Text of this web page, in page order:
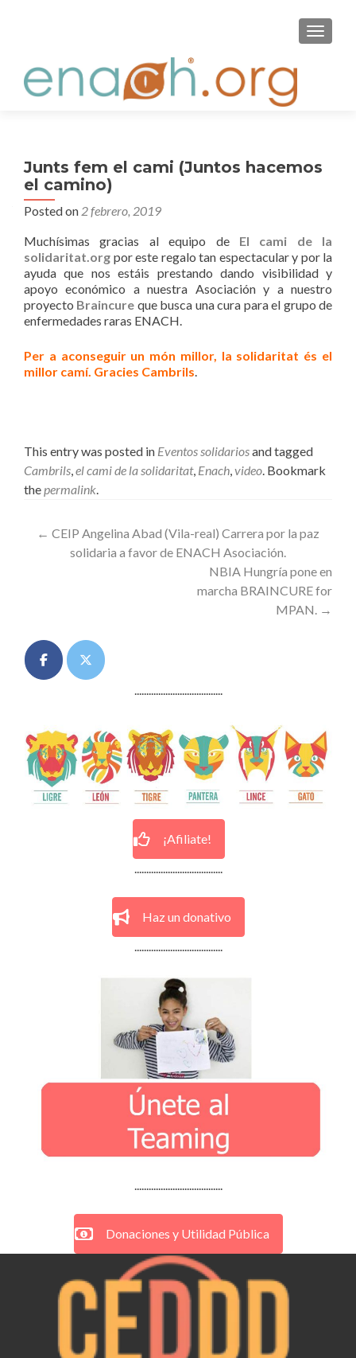
MENU
Junts fem el cami (Juntos hacemos
el camino)
Posted on 2 febrero, 2019
Muchísimas gracias al equipo de El cami de la
solidaritat.org por este regalo tan espectacular y por la
ayuda que nos estáis prestando dando visibilidad y
apoyo económico a nuestra Asociación y a nuestro
proyecto Braincure que busca una cura para el grupo de
enfermedades raras ENACH.
Per a aconseguir un món millor, la solidaritat és el
millor camí. Gracies Cambrils.
This entry was posted in Eventos solidariosand tagged
Cambrils,el cami de la solidaritat, Enach,video. Bookmark
thepermalink.
Post
navigation
← CEIP Angelina Abad (Vila-real) Carrera por la paz
solidaria a favor de ENACH Asociación.
NBIA Hungría pone en
marcha BRAINCURE for
MPAN. →
.....................................
¡Afiliate!
.....................................
Haz un donativo
.....................................
Donaciones y Utilidad Pública